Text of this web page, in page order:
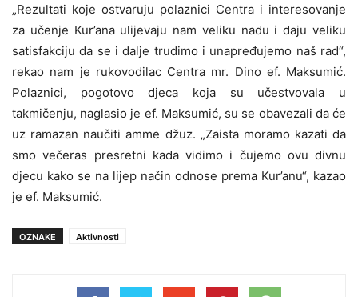
„Rezultati koje ostvaruju polaznici Centra i interesovanje
za učenje Kur’ana ulijevaju nam veliku nadu i daju veliku
satisfakciju da se i dalje trudimo i unapređujemo naš rad“,
rekao nam je rukovodilac Centra mr. Dino ef. Maksumić.
Polaznici, pogotovo djeca koja su učestvovala u
takmičenju, naglasio je ef. Maksumić, su se obavezali da će
uz ramazan naučiti amme džuz. „Zaista moramo kazati da
smo večeras presretni kada vidimo i čujemo ovu divnu
djecu kako se na lijep način odnose prema Kur’anu“, kazao
je ef. Maksumić.
OZNAKE Aktivnosti